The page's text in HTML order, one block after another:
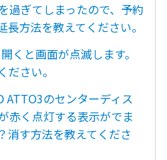
過ぎてしまったので、予約
方法を教えてください。
くと画面が点滅します。
さい。
ATTO3のセンターディス
赤く点灯する表示がでま
消す方法を教えてくださ